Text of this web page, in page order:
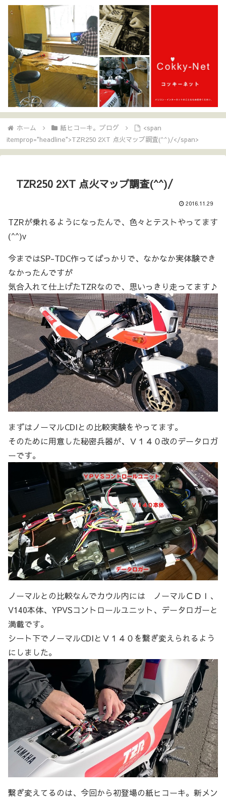
ホーム 紙ヒコーキ。ブログ
<span
itemprop="headline">TZR250 2XT 点火マップ調査(^^)/</span>
TZR250 2XT 点火マップ調査(^^)/
2016.11.29
TZRが乗れるようになったんで、色々とテストやってます
(^^)v
今まではSP-TDC作ってばっかりで、なかなか実体験でき
なかったんですが
気合入れて仕上げたTZRなので、思いっきり走ってます♪
まずはノーマルCDIとの比較実験をやってます。
そのために用意した秘密兵器が、Ｖ１４０改のデータロガ
ーです。
ノーマルとの比較なんでカウル内には ノーマルＣＤＩ、
V140本体、YPVSコントロールユニット、データロガーと
満載です。
シート下でノーマルCDIとＶ１４０を繋ぎ変えられるよう
にしました。
繋ぎ変えてるのは、今回から初登場の紙ヒコーキ。新メン